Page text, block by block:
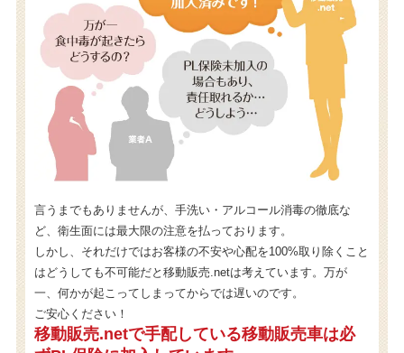
言うまでもありませんが、手洗い・アルコール消毒の徹底な
ど、衛生面には最大限の注意を払っております。
しかし、それだけではお客様の不安や心配を100%取り除くこと
はどうしても不可能だと移動販売.netは考えています。万が
一、何かが起こってしまってからでは遅いのです。
ご安心ください！
移動販売.netで手配している移動販売車は必